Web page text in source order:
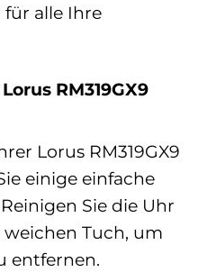
für alle Ihre
RM319GX9
Lorus RM319GX9
einige einfache
Sie die Uhr
Tuch, um
entfernen.